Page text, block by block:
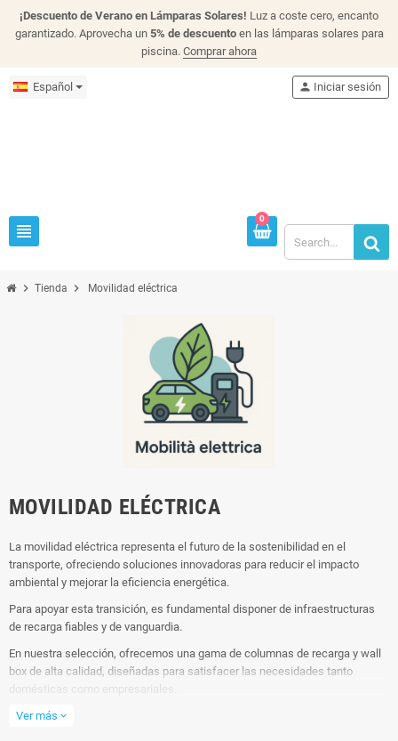
¡Descuento de Verano en Lámparas Solares! Luz a coste cero, encanto
garantizado. Aprovecha un 5% de descuentoen las lámparas solares para
piscina. Comprar ahora
Español
view_headline
person Iniciar sesión
0
chevron_right Tienda chevron_right Movilidad eléctrica
MOVILIDAD ELÉCTRICA
La movilidad eléctrica representa el futuro de la sostenibilidad en el
transporte, ofreciendo soluciones innovadoras para reducir el impacto
ambiental y mejorar la eficiencia energética.
Para apoyar esta transición, es fundamental disponer de infraestructuras
de recarga fiables y de vanguardia.
En nuestra selección, ofrecemos una gama de columnas de recarga y wall
box de alta calidad, diseñadas para satisfacer las necesidades tanto
domésticas como empresariales.
Al elegir nuestras soluciones para la movilidad eléctrica, contribuirás
Ver más expand_more